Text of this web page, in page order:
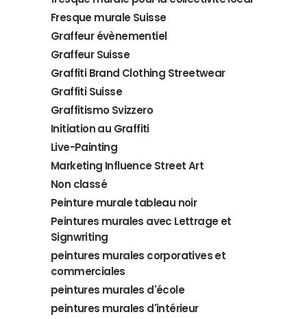
Fresque murale Suisse
Graffeur évènementiel
Graffeur Suisse
Graffiti Brand Clothing Streetwear
Graffiti Suisse
Graffitismo Svizzero
Initiation au Graffiti
Live-Painting
Marketing Influence Street Art
Non classé
Peinture murale tableau noir
Peintures murales avec Lettrage et
Signwriting
peintures murales corporatives et
commerciales
peintures murales d'école
peintures murales d'intérieur